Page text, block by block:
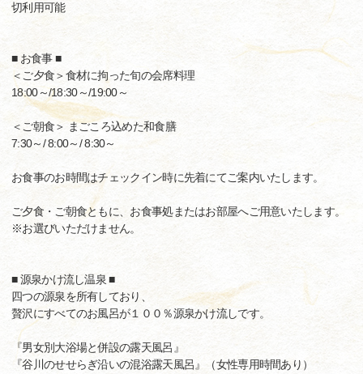
切利用可能
■ お食事 ■
＜ご夕食＞食材に拘った旬の会席料理
18:00～/18:30～/19:00～
＜ご朝食＞ まごころ込めた和食膳
7:30～/ 8:00～/ 8:30～
お食事のお時間はチェックイン時に先着にてご案内いたします。
ご夕食・ご朝食ともに、お食事処またはお部屋へご用意いたします。
※お選びいただけません。
■ 源泉かけ流し温泉 ■
四つの源泉を所有しており、
贅沢にすべてのお風呂が１００％源泉かけ流しです。
『男女別大浴場と併設の露天風呂』
『谷川のせせらぎ沿いの混浴露天風呂』（女性専用時間あり）